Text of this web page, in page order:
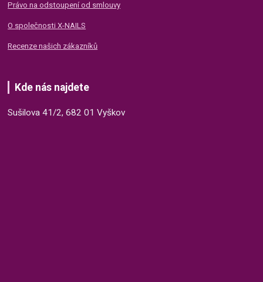
Právo na odstoupení od smlouvy
O společnosti X-NAILS
Recenze našich zákazníků
Kde nás najdete
Sušilova 41/2, 682 01 Vyškov